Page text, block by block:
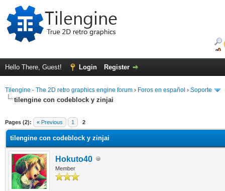
Hello There, Guest! Login Register
Tilengine - The 2D retro graphics engine forum › Foros en español › Soporte
tilengine con codeblock y zinjai
Pages (2): « Previous 1 2
tilengine con codeblock y zinjai
Hokuto40
Member